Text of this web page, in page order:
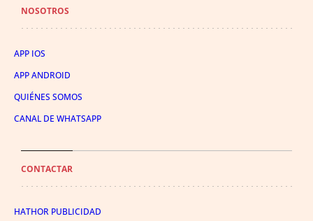
NOSOTROS
APP IOS
APP ANDROID
QUIÉNES SOMOS
CANAL DE WHATSAPP
CONTACTAR
HATHOR PUBLICIDAD